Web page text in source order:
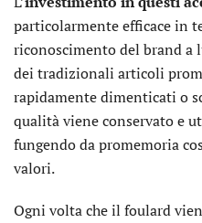
particolarmente efficace in
riconoscimento del brand a
dei tradizionali articoli
rapidamente dimenticati o
qualità viene conservato e
fungendo da promemoria
valori.
Ogni volta che il foulard